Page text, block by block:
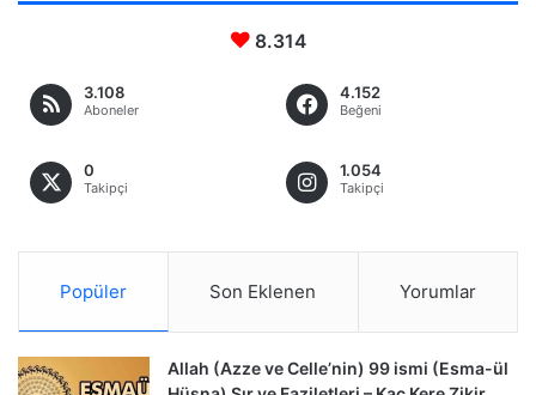
8.314
3.108
Aboneler
4.152
Beğeni
0
Takipçi
1.054
Takipçi
Popüler Son Eklenen Yorumlar
Allah (Azze ve Celle’nin) 99 ismi (Esma-ül